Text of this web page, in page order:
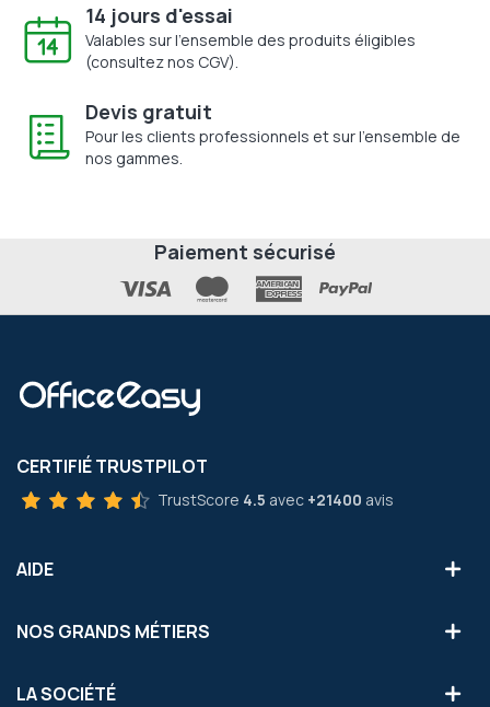
14 jours d'essai
Valables sur l'ensemble des produits éligibles
(consultez nos CGV).
Devis gratuit
Pour les clients professionnels et sur l'ensemble de
nos gammes.
Paiement sécurisé
CERTIFIÉ TRUSTPILOT
TrustScore 4.5 avec +21400 avis
AIDE
NOS GRANDS MÉTIERS
LA SOCIÉTÉ